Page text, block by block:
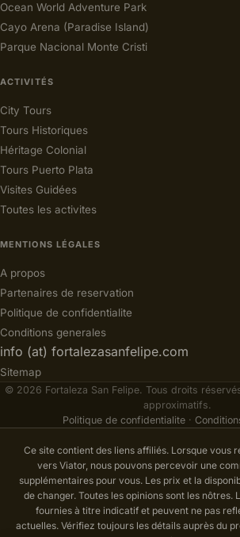
Ocean World Adventure Park
Cayo Arena (Paradise Island)
Parque Nacional Monte Cristi
ACTIVITÉS
City Tours
Tours Historiques
Héritage Colonial
Tours Puerto Plata
Visites Guidées
Toutes les activites
MENTIONS LÉGALES
A propos
Partenaires de reservation
Politique de confidentialite
Conditions generales
info (at) fortalezasanfelipe.com
Sitemap
© 2026 Fortaleza San Felipe. Tous droits
approximatifs.
Politique de confidentialite·
Ce site contient des liens affiliés. Lorsque vous
vers Viator, nous pouvons percevoir une
supplémentaires pour vous. Les prix et la
de changer. Toutes les opinions sont les nôtres.
fournies à titre indicatif et peuvent ne pas
actuelles. Vérifiez toujours les détails auprès du